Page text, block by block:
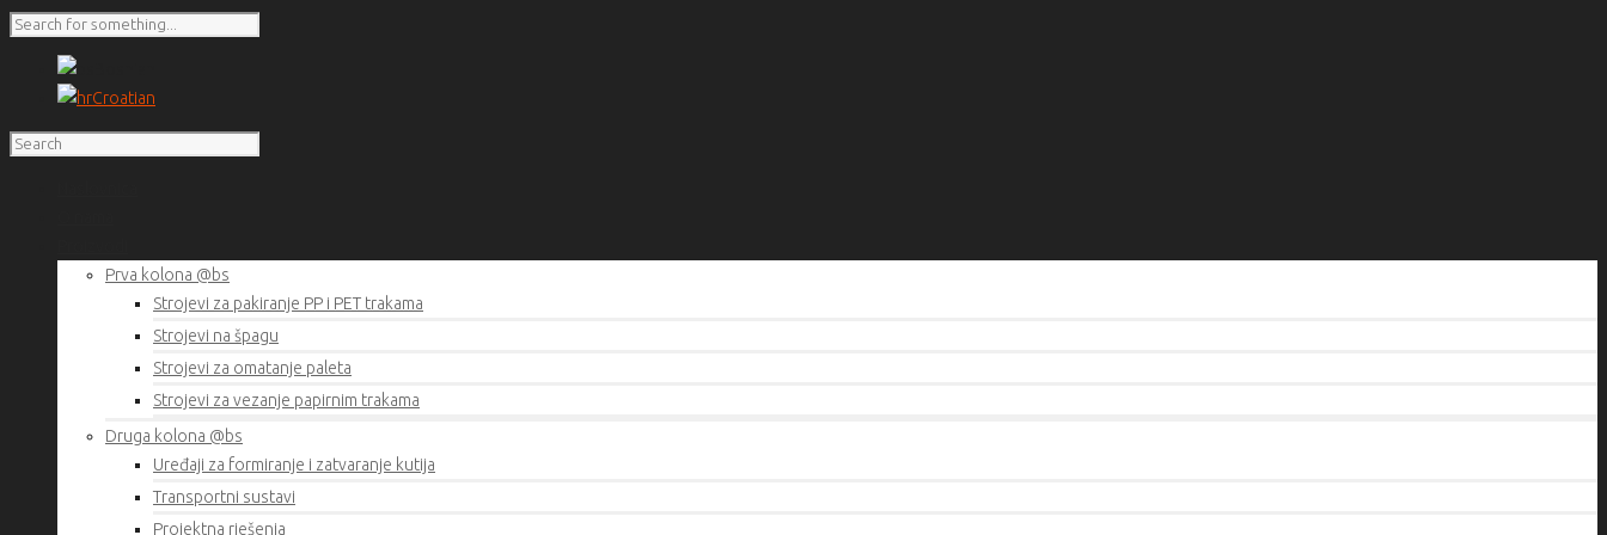
Croatian
Prva kolona @bs
Strojevi za pakiranje PP i PET trakama
Strojevi na špagu
Strojevi za omatanje paleta
Strojevi za vezanje papirnim trakama
Druga kolona @bs
Uređaji za formiranje i zatvaranje kutija
Transportni sustavi
Projektna rješenja